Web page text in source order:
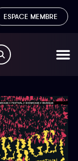
ESPACE MEMBRE